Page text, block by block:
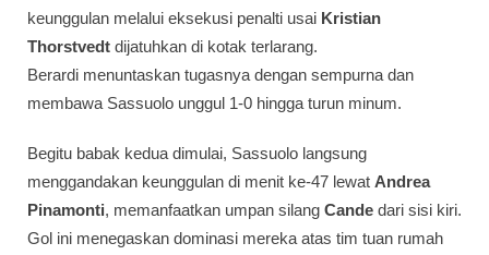
keunggulan melalui eksekusi penalti usai Kristian
Thorstvedt dijatuhkan di kotak terlarang.
Berardi menuntaskan tugasnya dengan sempurna dan
membawa Sassuolo unggul 1-0 hingga turun minum.
Begitu babak kedua dimulai, Sassuolo langsung
menggandakan keunggulan di menit ke-47 lewat Andrea
Pinamonti, memanfaatkan umpan silang Cande dari sisi kiri.
Gol ini menegaskan dominasi mereka atas tim tuan rumah